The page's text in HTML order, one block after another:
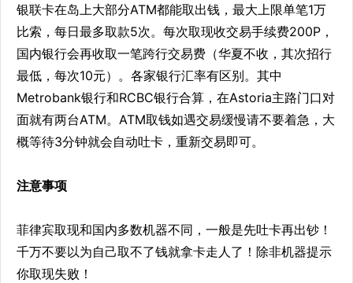
银联卡在岛上大部分ATM都能取出钱，最大上限单笔1万
比索，每日最多取款5次。每次取现收交易手续费200P，
国内银行会再收取一笔跨行交易费（华夏不收，其次招行
最低，每次10元）。各家银行汇率有区别。其中
Metrobank银行和RCBC银行合算，在Astoria主路门口对
面就有两台ATM。ATM取钱如遇交易缓慢请不要着急，大
概等待3分钟就会自动吐卡，重新交易即可。
注意事项
菲律宾取现和国内多数机器不同，一般是先吐卡再出钞！
千万不要以为自己取不了钱就拿卡走人了！除非机器提示
你取现失败！